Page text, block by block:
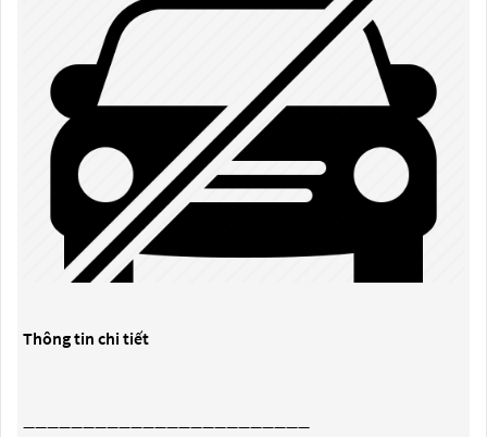
Thông tin chi tiết
————————————————————————